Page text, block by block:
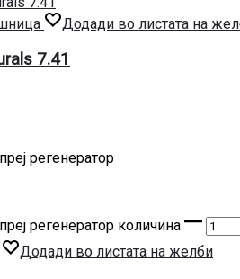
Додади во листата на
7.41
регенератор
регенератор количина
Додади во листата на желби